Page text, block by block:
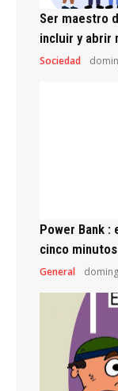
Ser maestro
incluir y abrir
Sociedad
Power Bank :
cinco
General